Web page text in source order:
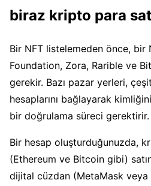
biraz kripto para
Bir NFT listelemeden önce, bir
Foundation, Zora, Rarible ve
gerekir. Bazı pazar yerleri,
hesaplarını bağlayarak
bir doğrulama süreci gerektirir.
Bir hesap oluşturduğunuzda,
(Ethereum ve Bitcoin gibi)
dijital cüzdan (MetaMask veya